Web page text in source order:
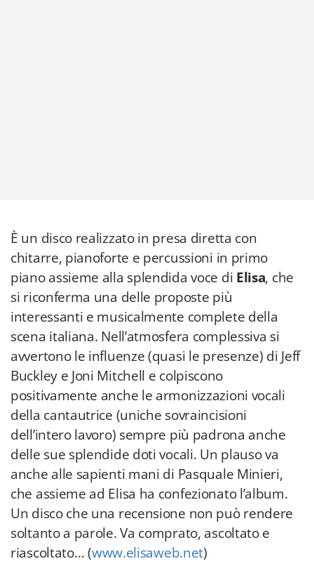
È un disco realizzato in presa diretta con
chitarre, pianoforte e percussioni in primo
piano assieme alla splendida voce di Elisa, che
si riconferma una delle proposte più
interessanti e musicalmente complete della
scena italiana. Nell’atmosfera complessiva si
avvertono le influenze (quasi le presenze) di Jeff
Buckley e Joni Mitchell e colpiscono
positivamente anche le armonizzazioni vocali
della cantautrice (uniche sovraincisioni
dell’intero lavoro) sempre più padrona anche
delle sue splendide doti vocali. Un plauso va
anche alle sapienti mani di Pasquale Minieri,
che assieme ad Elisa ha confezionato l’album.
Un disco che una recensione non può rendere
soltanto a parole. Va comprato, ascoltato e
riascoltato… (www.elisaweb.net)